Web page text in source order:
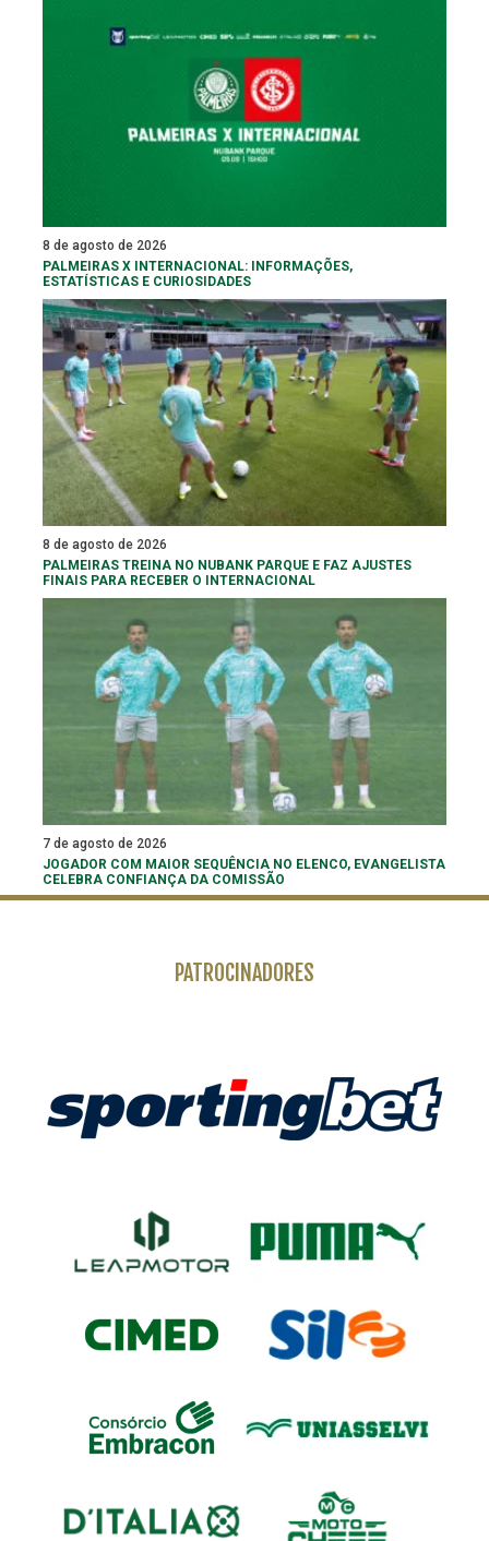
8 de agosto de 2026
PALMEIRAS X INTERNACIONAL: INFORMAÇÕES,
ESTATÍSTICAS E CURIOSIDADES
8 de agosto de 2026
PALMEIRAS TREINA NO NUBANK PARQUE E FAZ AJUSTES
FINAIS PARA RECEBER O INTERNACIONAL
7 de agosto de 2026
JOGADOR COM MAIOR SEQUÊNCIA NO ELENCO, EVANGELISTA
CELEBRA CONFIANÇA DA COMISSÃO
PATROCINADORES